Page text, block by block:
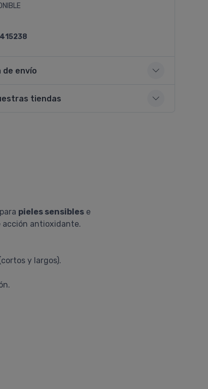
de envío
tiendas
pieles sensibles e
acción antioxidante.
y largos).